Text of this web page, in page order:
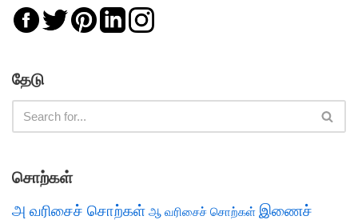
தேடு
சொற்கள்
அ வரிசைச் சொற்கள் ஆ வரிசைச் சொற்கள் இணைச்